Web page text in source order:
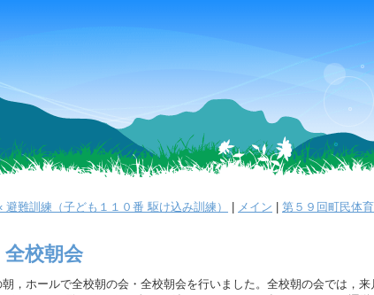
避難訓練（子ども１１０番 駆け込み訓練） メイン 第５９回町民体
校朝会
，ホールで全校朝の会・全校朝会を行いました。全校朝の会では，来